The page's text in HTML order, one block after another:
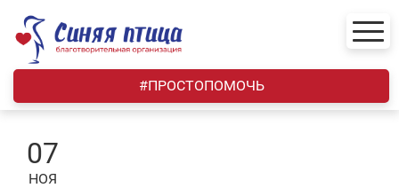
content
#ПРОСТОПОМОЧЬ
07
НОЯ